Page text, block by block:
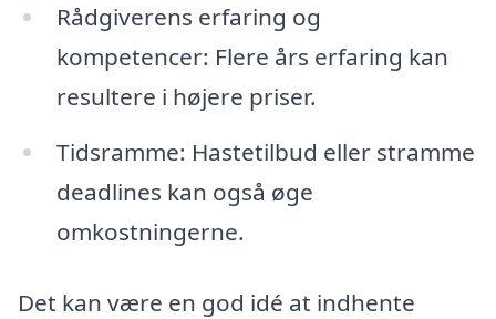
Rådgiverens erfaring og
kompetencer: Flere års erfaring kan
resultere i højere priser.
Tidsramme: Hastetilbud eller stramme
deadlines kan også øge
omkostningerne.
Det kan være en god idé at indhente